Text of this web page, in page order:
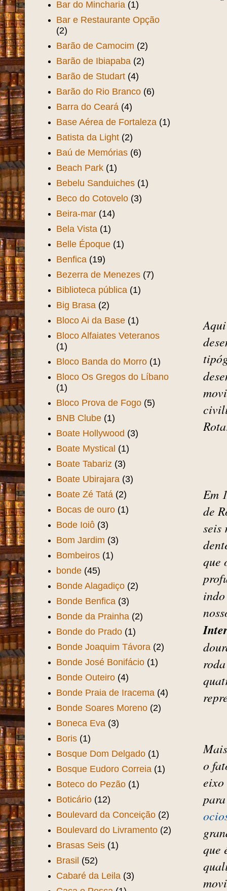
Em
de
seis
que
o
eixo
que
Bar do Mincharia (1)
Bar e Restaurante Opção
(2)
Barão de Camocim (2)
Barão de Ibiapaba (2)
Barão de Studart (4)
Barão do Rio Branco (6)
Barra do Ceará (4)
Base Aérea de Fortaleza (1)
Batista da Light (2)
Baú de Memórias (6)
Beach Park (1)
Bebelu Sanduiches (1)
Beco do Cotovelo (3)
Beira-mar (14)
Bela Vista (1)
Belle Époque (1)
Benfica (19)
Bezerra de Menezes (7)
Biblioteca pública (1)
Big Brasa (2)
Bloco Ai da Base (1)
Bloco Alfaiates Veteranos
(1)
Bloco Banda do Morro (1)
Bloco Os Gregos do Líbano
(1)
Bloco Prova de Fogo (5)
BNB Clube (1)
Boate Hollywood (3)
Boate Mystical (1)
Boate Tabariz (3)
Boate Ubirajara (3)
Boate Zé Tatá (2)
Bocas de ouro (1)
Bode Ioiô (3)
Bom Jardim (3)
Bombeiros (1)
bonde (45)
Bonde Alagadiço (2)
Bonde Benfica (3)
Bonde da Prainha (2)
Bonde do Prado (1)
Bonde Joaquim Távora (2)
Bonde José Bonifácio (1)
Bonde Outeiro (4)
Bonde Praia de Iracema (4)
Bonde Soares Moreno (2)
Boneca Eva (3)
Boris (1)
Bosque Dom Delgado (1)
Bosque Eudoro Correia (1)
Boteco do Pezão (1)
Boticário (12)
Boulevard da Conceição (2)
Boulevard do Livramento (2)
Brasas Seis (1)
Brasil (52)
Cabaré da Leila (3)